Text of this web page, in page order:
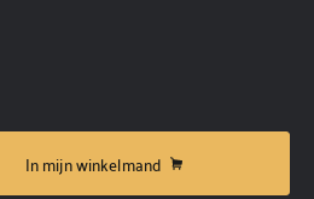
In mijn winkelmand